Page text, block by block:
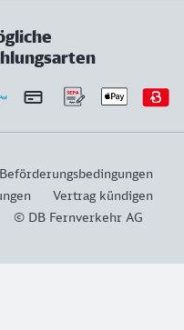
Beförderungsbedingungen
Vertrag kündigen
© DB Fernverkehr AG